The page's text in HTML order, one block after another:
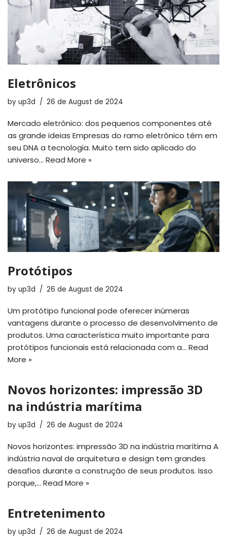
Eletrônicos
by up3d 26 de August de 2024
Mercado eletrônico: dos pequenos componentes até
as grande ideias Empresas do ramo eletrônico têm em
seu DNA a tecnologia. Muito tem sido aplicado do
universo… Read More »
Protótipos
by up3d 26 de August de 2024
Um protótipo funcional pode oferecer inúmeras
vantagens durante o processo de desenvolvimento de
produtos. Uma característica muito importante para
protótipos funcionais está relacionada com a… Read
More »
Novos horizontes: impressão 3D
na indústria marítima
by up3d 26 de August de 2024
Novos horizontes: impressão 3D na indústria marítima A
indústria naval de arquitetura e design tem grandes
desafios durante a construção de seus produtos. Isso
porque,… Read More »
Entretenimento
by up3d 26 de August de 2024